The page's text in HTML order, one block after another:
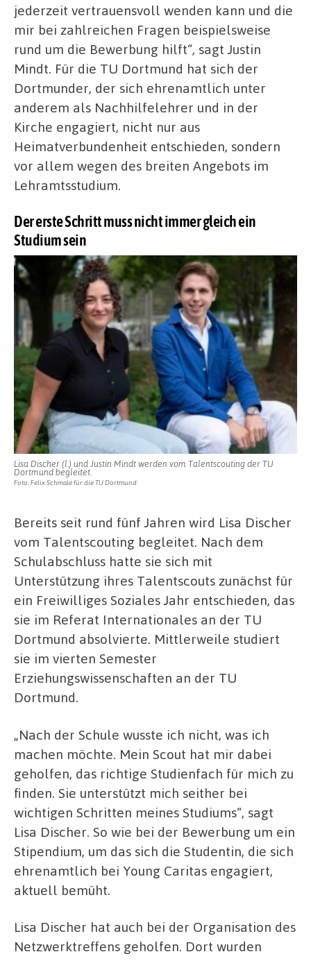
jederzeit vertrauensvoll wenden kann und die
mir bei zahlreichen Fragen beispielsweise
rund um die Bewerbung hilft“, sagt Justin
Mindt. Für die TU Dortmund hat sich der
Dortmunder, der sich ehrenamtlich unter
anderem als Nachhilfelehrer und in der
Kirche engagiert, nicht nur aus
Heimatverbundenheit entschieden, sondern
vor allem wegen des breiten Angebots im
Lehramtsstudium.
Der erste Schritt muss nicht immer gleich ein
Studium sein
Lisa Discher (l.) und Justin Mindt werden vom Talentscouting der TU
Dortmund begleitet.
Foto: Felix Schmale für die TU Dortmund
Bereits seit rund fünf Jahren wird Lisa Discher
vom Talentscouting begleitet. Nach dem
Schulabschluss hatte sie sich mit
Unterstützung ihres Talentscouts zunächst für
ein Freiwilliges Soziales Jahr entschieden, das
sie im Referat Internationales an der TU
Dortmund absolvierte. Mittlerweile studiert
sie im vierten Semester
Erziehungswissenschaften an der TU
Dortmund.
„Nach der Schule wusste ich nicht, was ich
machen möchte. Mein Scout hat mir dabei
geholfen, das richtige Studienfach für mich zu
finden. Sie unterstützt mich seither bei
wichtigen Schritten meines Studiums“, sagt
Lisa Discher. So wie bei der Bewerbung um ein
Stipendium, um das sich die Studentin, die sich
ehrenamtlich bei Young Caritas engagiert,
aktuell bemüht.
Lisa Discher hat auch bei der Organisation des
Netzwerktreffens geholfen. Dort wurden